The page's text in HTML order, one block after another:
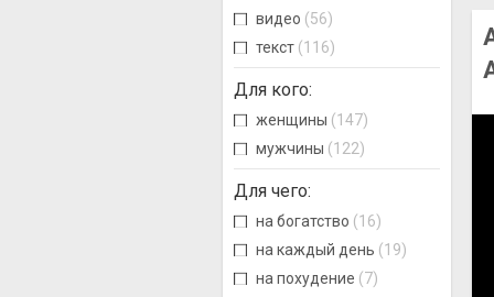
видео (56)
текст (116)
Для кого:
женщины (147)
мужчины (122)
Для чего:
на богатство (16)
на каждый день (19)
на похудение (7)